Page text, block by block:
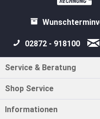
02872 - 918100
Service & Beratung
Shop Service
Informationen